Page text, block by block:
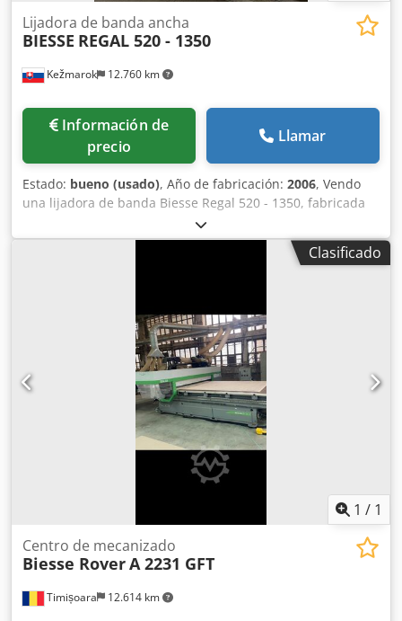
Kežmarok 12.760 km
Lijadora de banda ancha
BIESSE REGAL 520 - 1350
Información de
precio
Llamar
Estado: bueno (usado), Año de fabricación: 2006, Vendo
una lijadora de banda Biesse Regal 520 - 1350, fabricada
en 2006. Configuración: 1 unidad de zapata segmentada
electrónica 1 unidad de zapata segmentada electrónica
Ancho de trabajo: 1350 mm. Rodillos de presión para
Dkedezkmdhopfx Abyjr Estado: muy bueno. Disponible de
Clasificado
1 / 1
Timișoara 12.614 km
Centro de mecanizado
Biesse RoverA 2231 GFT